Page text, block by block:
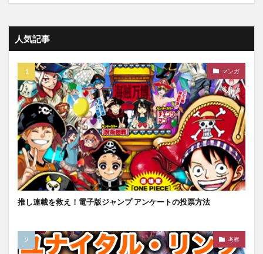
人気記事
マンガ
推し連載を救え！電子版ジャンプ アンケートの投票方法
考察